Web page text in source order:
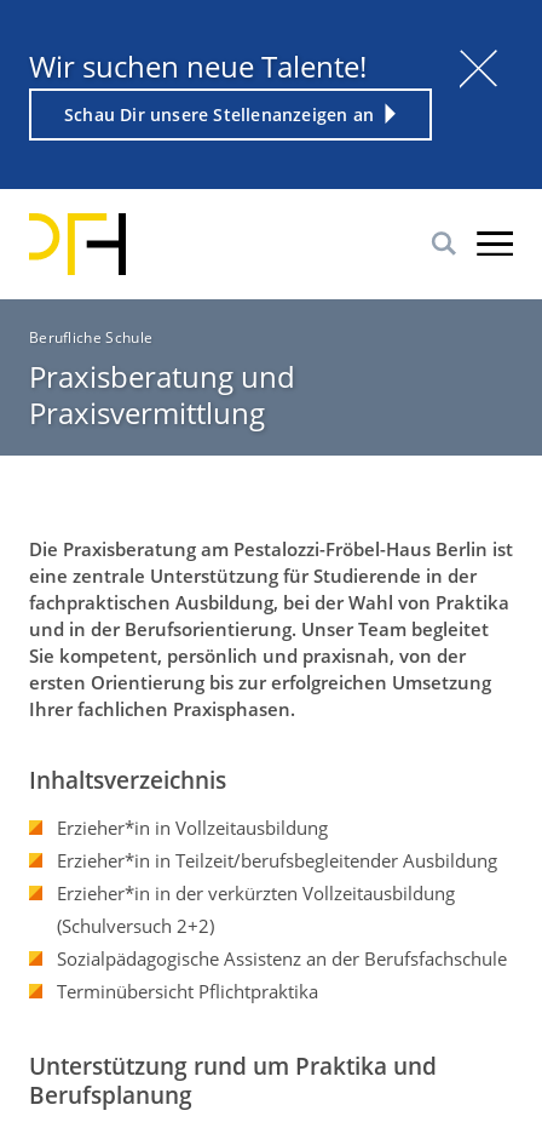
InhaltTitel
Wir suchen neue Talente!
Link
Schau Dir unsere Stellenanzeigen an
P
f
a
d
a
g
a
t
i
o
n
Berufliche Schule
Praxisberatung und
Praxisvermittlung
Die Praxisberatung am Pestalozzi-Fröbel-Haus Berlin ist
eine zentrale Unterstützung für Studierende in der
fachpraktischen Ausbildung, bei der Wahl von Praktika
und in der Berufsorientierung. Unser Team begleitet
Sie kompetent, persönlich und praxisnah, von der
ersten Orientierung bis zur erfolgreichen Umsetzung
Ihrer fachlichen Praxisphasen.
Inhaltsverzeichnis
Erzieher*in in Vollzeitausbildung
Erzieher*in in Teilzeit/berufsbegleitender Ausbildung
Erzieher*in in der verkürzten Vollzeitausbildung
(Schulversuch 2+2)
Sozialpädagogische Assistenz an der Berufsfachschule
Terminübersicht Pflichtpraktika
Unterstützung rund um Praktika und
Berufsplanung